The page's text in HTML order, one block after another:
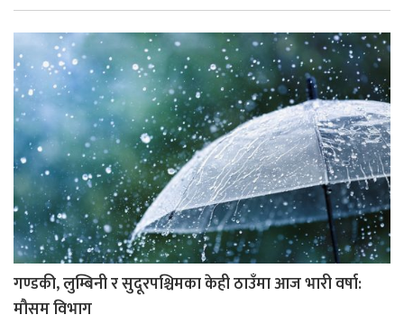
गण्डकी, लुम्बिनी र सुदूरपश्चिमका केही ठाउँमा आज भारी वर्षा:
मौसम विभाग